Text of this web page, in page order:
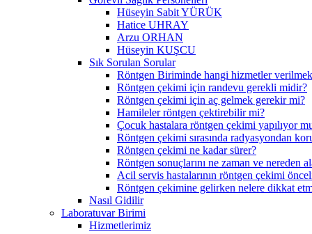
Hüseyin Sabit YÜRÜK
Hatice UHRAY
Arzu ORHAN
Hüseyin KUŞCU
Sık Sorulan Sorular
Röntgen Biriminde hangi hizmetler
Röntgen çekimi için randevu gerekli midir?
Röntgen çekimi için aç gelmek gerekir mi?
Hamileler röntgen çektirebilir mi?
Çocuk hastalara röntgen çekimi yapılıyor
Röntgen çekimi sırasında radyasyondan
Röntgen çekimi ne kadar sürer?
Röntgen sonuçlarını ne zaman ve nereden
Acil servis hastalarının röntgen çekimi
Röntgen çekimine gelirken nelere dikkat
Nasıl Gidilir
Laboratuvar Birimi
Hizmetlerimiz